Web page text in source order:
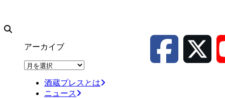
アーカイブ
ア
酒蔵プレスとは
ニュース